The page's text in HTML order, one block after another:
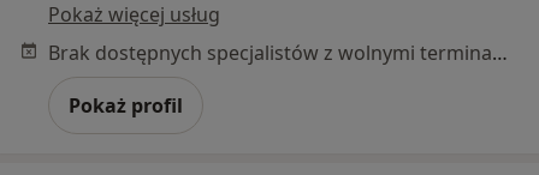
Pokaż więcej usług
Brak dostępnych specjalistów z wolnymi terminami w tym centrum medycznym.
Pokaż profil